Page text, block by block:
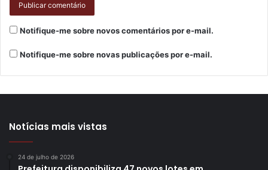
mudas
natureza Parigot de Souza plantio
prefeitura
Notifique-me sobre novos comentários por e-mail.
Notifique-me sobre novas publicações por e-mail.
Notícias mais vistas
24 de julho de 2026